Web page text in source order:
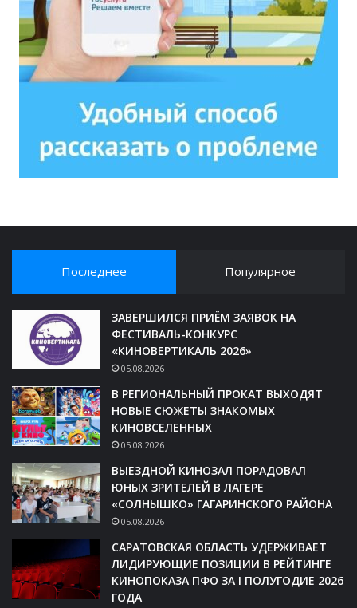
Последнее Популярное
ЗАВЕРШИЛСЯ ПРИЁМ ЗАЯВОК НА
ФЕСТИВАЛЬ-КОНКУРС
«КИНОВЕРТИКАЛЬ 2026»
05.08.2026
В РЕГИОНАЛЬНЫЙ ПРОКАТ ВЫХОДЯТ
НОВЫЕ СЮЖЕТЫ ЗНАКОМЫХ
КИНОВСЕЛЕННЫХ
05.08.2026
ВЫЕЗДНОЙ КИНОЗАЛ ПОРАДОВАЛ
ЮНЫХ ЗРИТЕЛЕЙ В ЛАГЕРЕ
«СОЛНЫШКО» ГАГАРИНСКОГО РАЙОНА
05.08.2026
САРАТОВСКАЯ ОБЛАСТЬ УДЕРЖИВАЕТ
ЛИДИРУЮЩИЕ ПОЗИЦИИ В РЕЙТИНГЕ
КИНОПОКАЗА ПФО ЗА I ПОЛУГОДИЕ 2026
ГОДА